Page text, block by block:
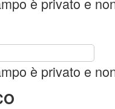
è privato e